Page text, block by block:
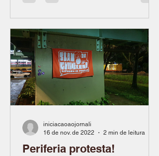
Periferia protesta!
iniciacaoaojornali
16 de nov. de 2022
2 min de leitura